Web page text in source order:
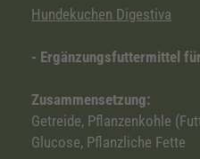
Hundekuchen Digestiva
- Ergänzungsfuttermittel
Zusammensetzung:
Getreide, Pflanzenkohle
Glucose, Pflanzliche Fette